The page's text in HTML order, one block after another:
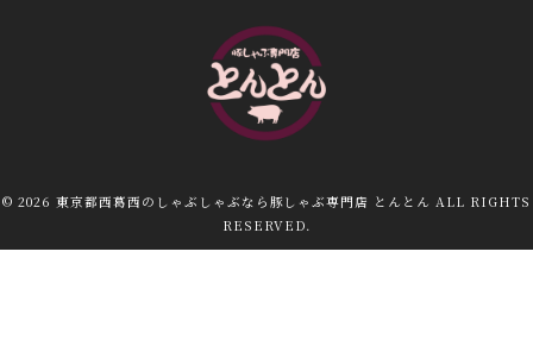
© 2026 東京都西葛西のしゃぶしゃぶなら豚しゃぶ専門店 とんとん ALL RIGHTS
RESERVED.